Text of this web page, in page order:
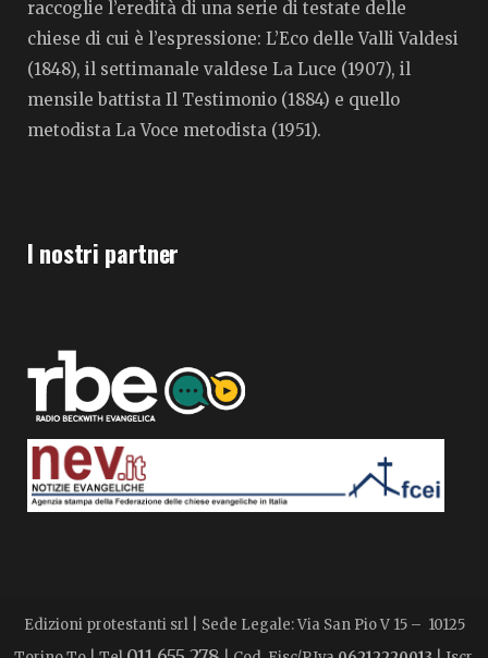
raccoglie l’eredità di una serie di testate delle
chiese di cui è l’espressione: L’Eco delle Valli Valdesi
(1848), il settimanale valdese La Luce (1907), il
mensile battista Il Testimonio (1884) e quello
metodista La Voce metodista (1951).
I nostri partner
Edizioni protestanti srl | Sede Legale: Via San Pio V 15 – 10125